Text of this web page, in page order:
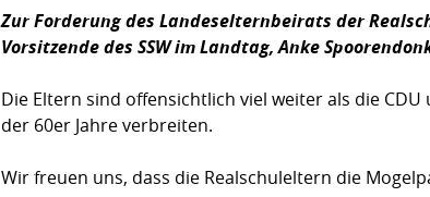
Zur Forderung des Landeselternbeirats der
Vorsitzende des SSW im Landtag,Anke
Die Eltern sind offensichtlich viel weiter als die
der 60er Jahre verbreiten.
Wir freuen uns, dass die Realschuleltern die